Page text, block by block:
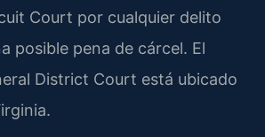
Court por cualquier delito
posible pena de cárcel. El
District Court está ubicado